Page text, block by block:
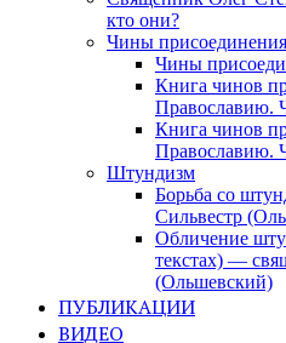
кто они?
Чины
Чины
Книга чинов
Православию.
Книга чинов
Православию.
Штундизм
Борьба со
Сильвестр
Обличение
текстах) —
(Ольшевский)
ПУБЛИКАЦИИ
ВИДЕО